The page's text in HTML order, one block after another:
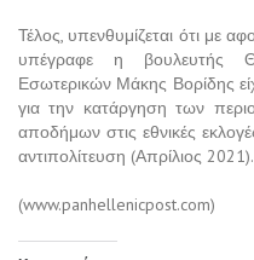
Τέλος, υπενθυμίζεται ότι με
υπέγραφε η βουλευτής
Εσωτερικών Μάκης Βορίδης
για την κατάργηση των
αποδήμων στις εθνικές
αντιπολίτευση (Απρίλιος 2021).
(www.panhellenicpost.com)